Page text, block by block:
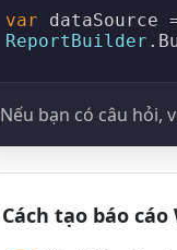
var dataSource
ReportBuilder .
Nếu bạn có câu hỏi,
Cách tạo báo